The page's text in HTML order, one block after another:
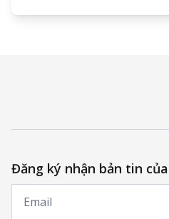
Đăng ký nhận bản tin